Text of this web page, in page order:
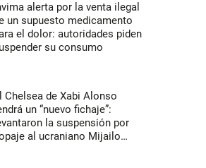
alerta por la venta ilegal
un supuesto medicamento
el dolor: autoridades piden
su consumo
Chelsea de Xabi Alonso
un “nuevo fichaje”:
la suspensión por
al ucraniano Mijailo